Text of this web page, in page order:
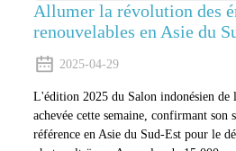
Allumer la révolution des
renouvelables en Asie du
2025-04-29
L'édition 2025 du Salon indonésien de
achevée cette semaine, confirmant son
référence en Asie du Sud-Est pour le